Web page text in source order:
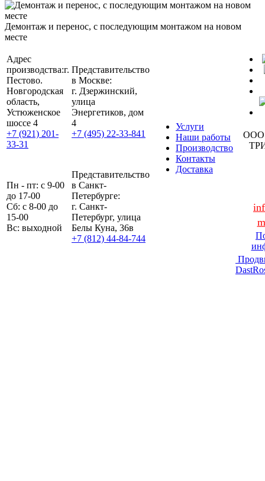
Демонтаж и перенос, с последующим монтажом на новом
месте
Адрес
производства:г.
Пестово.
Новгородская
область,
Устюженское
шоссе 4
+7 (921) 201-
33-31
Представительство
в Москве:
г. Дзержинский,
улица
Энергетиков, дом
4
+7 (495) 22-33-841
Услуги
Наши работы
Производство
Контакты
Доставка
ООО
Пн - пт: с 9-00
до 17-00
Сб: с 8-00 до
15-00
Вс: выходной
Представительство
в Санкт-
Петербурге:
г. Санкт-
Петербург, улица
Белы Куна, 36в
+7 (812) 44-84-744